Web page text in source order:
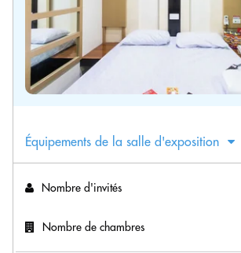
Équipements de la salle d'exposition
Nombre d'invités
Nombre de chambres